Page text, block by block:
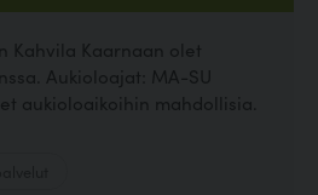
Kahvila Kaarnaan olet
Aukioloajat: MA-SU
aukioloaikoihin mahdollisia.